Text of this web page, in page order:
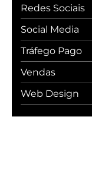
Redes Sociais
Social Media
Tráfego Pago
Vendas
Web Design